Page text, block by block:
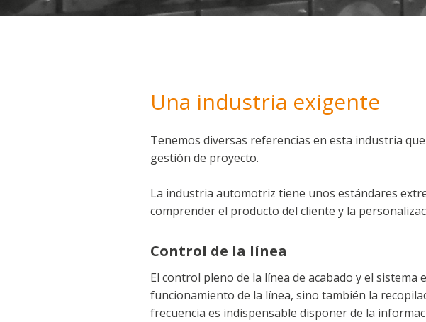
Una industria exigente
Tenemos diversas referencias en esta industria
gestión de proyecto.
La industria automotriz tiene unos estándares
comprender el producto del cliente y la
Control de la línea
El control pleno de la línea de acabado y el
funcionamiento de la línea, sino también la
frecuencia es indispensable disponer de la